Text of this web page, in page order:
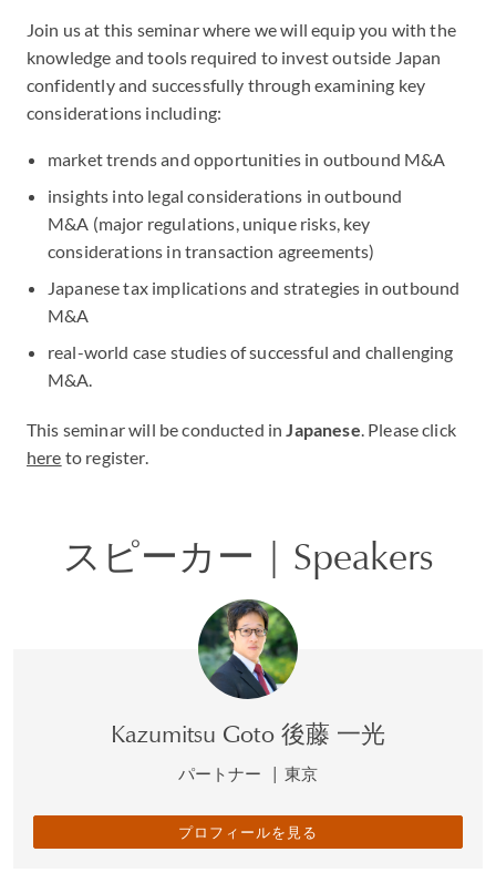
Join us at this seminar where we will equip you with the
knowledge and tools required to invest outside Japan
confidently and successfully through examining key
considerations including:
market trends and opportunities in outbound M&A
insights into legal considerations in outbound
M&A (major regulations, unique risks, key
considerations in transaction agreements)
Japanese tax implications and strategies in outbound
M&A
real-world case studies of successful and challenging
M&A.
This seminar will be conducted inJapanese. Please click
here to register.
スピーカー | Speakers
Kazumitsu Goto 後藤 一光
パートナー | 東京
プロフィールを見る